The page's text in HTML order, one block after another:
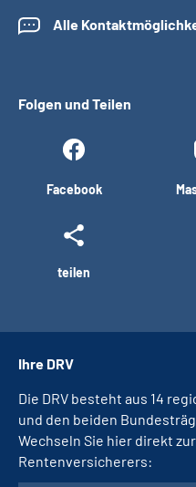
Alle
Folgen und Teilen
Facebook
teilen
Ihre DRV
Die DRV besteht aus 14
und den beiden
Wechseln Sie hier direkt
Rentenversicherers: